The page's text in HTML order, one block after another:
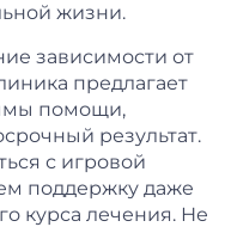
жизни.
зависимости от
предлагает
помощи,
результат.
с игровой
поддержку даже
курса лечения. Не